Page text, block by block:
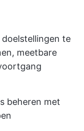
te
meetbare
beheren met